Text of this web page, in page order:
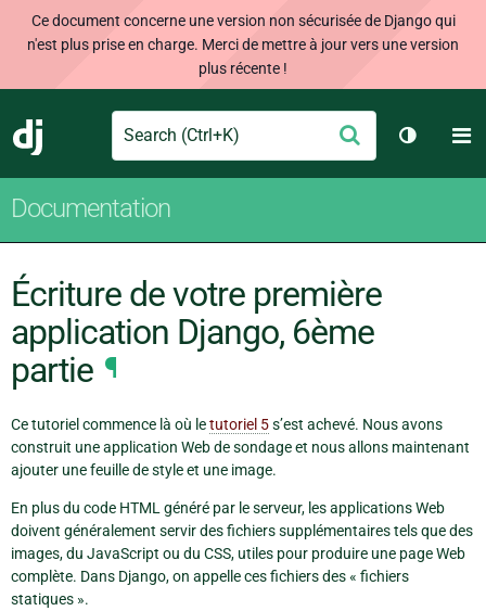
Ce document concerne une version non sécurisée de Django qui
n'est plus prise en charge. Merci de mettre à jour vers une version
plus récente !
Django
Search Envoyer
Changer
Documentation
Écriture de votre première
application Django, 6ème
partie ¶
Ce tutoriel commence là où letutoriel 5s’est achevé. Nous avons
construit une application Web de sondage et nous allons maintenant
ajouter une feuille de style et une image.
En plus du code HTML généré par le serveur, les applications Web
doivent généralement servir des fichiers supplémentaires tels que des
images, du JavaScript ou du CSS, utiles pour produire une page Web
complète. Dans Django, on appelle ces fichiers des « fichiers
statiques ».